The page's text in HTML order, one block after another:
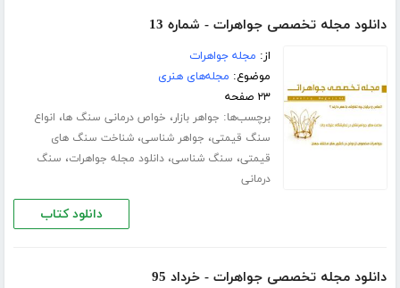
دانلود مجله تخصصی جواهرات - شماره 13
از: مجله جواهرات
موضوع: مجله‌های هنری
۲۳ صفحه
برچسب‌ها: جواهر بازار، خواص درمانی سنگ ها، انواع
سنگ قیمتی، جواهر شناسی،شناخت سنگ های
قیمتی، سنگ شناسی،دانلود مجله جواهرات، سنگ
درمانی
دانلود کتاب
دانلود مجله تخصصی جواهرات - خرداد 95